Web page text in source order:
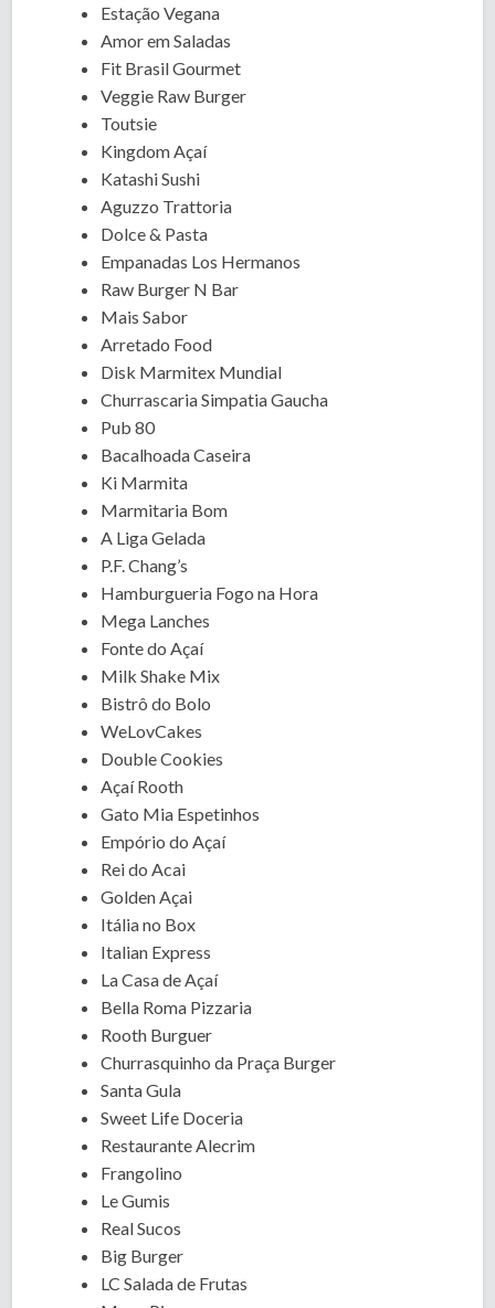
Estação Vegana
Amor em Saladas
Fit Brasil Gourmet
Veggie Raw Burger
Toutsie
Kingdom Açaí
Katashi Sushi
Aguzzo Trattoria
Dolce & Pasta
Empanadas Los Hermanos
Raw Burger N Bar
Mais Sabor
Arretado Food
Disk Marmitex Mundial
Churrascaria Simpatia Gaucha
Pub 80
Bacalhoada Caseira
Ki Marmita
Marmitaria Bom
A Liga Gelada
P.F. Chang’s
Hamburgueria Fogo na Hora
Mega Lanches
Fonte do Açaí
Milk Shake Mix
Bistrô do Bolo
WeLovCakes
Double Cookies
Açaí Rooth
Gato Mia Espetinhos
Empório do Açaí
Rei do Acai
Golden Açai
Itália no Box
Italian Express
La Casa de Açaí
Bella Roma Pizzaria
Rooth Burguer
Churrasquinho da Praça Burger
Santa Gula
Sweet Life Doceria
Restaurante Alecrim
Frangolino
Le Gumis
Real Sucos
Big Burger
LC Salada de Frutas